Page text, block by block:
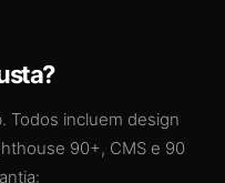
Todos incluem design
90+, CMS e 90